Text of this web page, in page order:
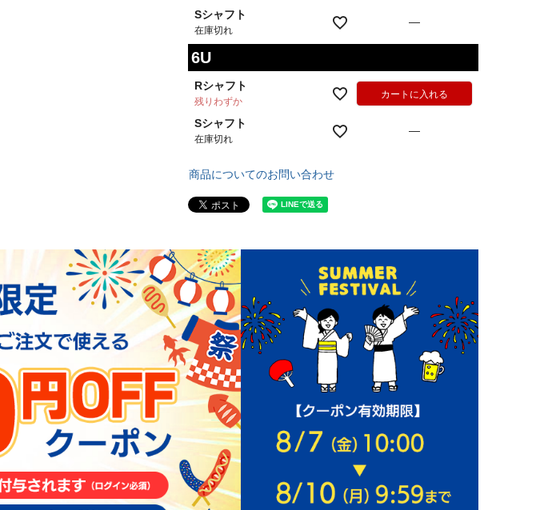
Sシャフト
在庫切れ
—
6U
Rシャフト
残りわずか
カートに入れる
Sシャフト
在庫切れ
—
商品についてのお問い合わせ